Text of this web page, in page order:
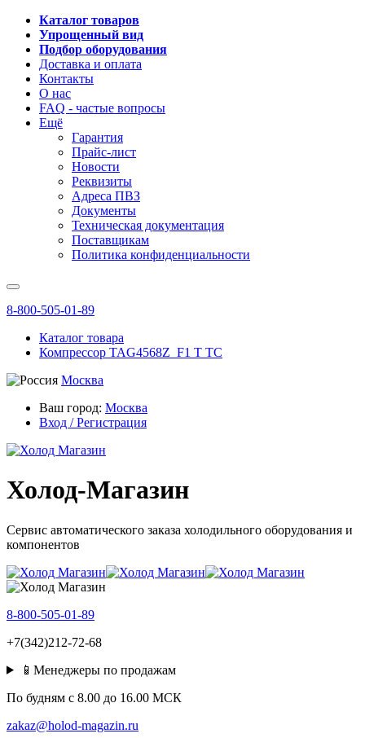
Каталог товаров
Упрощенный вид
Подбор оборудования
Доставка и оплата
Контакты
О нас
FAQ - частые вопросы
Ещё
Гарантия
Прайс-лист
Новости
Реквизиты
Адреса ПВЗ
Документы
Техническая документация
Поставщикам
Политика конфиденциальности
8-800-505-01-89
Каталог товара
Компрессор TAG4568Z_F1 T TC
Москва
Ваш город: Москва
Вход / Регистрация
Холод-Магазин
Сервис автоматического заказа холодильного оборудования и
компонентов
8-800-505-01-89
+7(342)212-72-68
📱Менеджеры по продажам
По будням c 8.00 до 16.00 МСК
zakaz@holod-magazin.ru